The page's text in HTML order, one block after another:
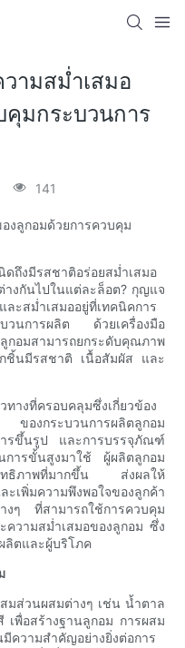
ามสม่ำเสมอ
มกระบวนการ
141
งลูกอมด้วยการควบคุม
ถึงมีรสชาติอร่อยสม่ำเสมอ
งกันไปในแต่ละล็อต? กุญแจ
ะสม่ำเสมออยู่ที่เทคนิคการ
บวนการผลิต ด้วยเครื่องมือ
อมสามารถยกระดับคุณภาพ
ชิ้นมีรสชาติ เนื้อสัมผัส และ
างที่ครอบคลุมซึ่งเกี่ยวข้อง
ของกระบวนการผลิตลูกอม
รขึ้นรูป และการบรรจุภัณฑ์
การขั้นสูงมาใช้ ผู้ผลิตลูกอม
สิทธิภาพที่มากขึ้น ส่งผลให้
พิ่มความพึงพอใจของลูกค้า
งๆ ที่สามารถใช้การควบคุม
ความสม่ำเสมอของลูกอม ซึ่ง
ลิตและผู้บริโภค
มส่วนผสมต่างๆ เช่น น้ำตาล
พื่อสร้างฐานลูกอม การผสม
ความสำคัญอย่างยิ่งต่อการ